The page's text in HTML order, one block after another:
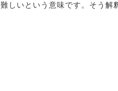
しいという意味です。そう解